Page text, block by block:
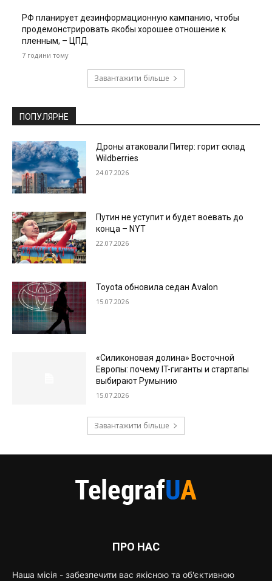
РФ планирует дезинформационную кампанию, чтобы
продемонстрировать якобы хорошее отношение к
пленным, – ЦПД
7 години тому
Завантажити більше
ПОПУЛЯРНЕ
Дроны атаковали Питер: горит склад
Wildberries
24.07.2026
Путин не уступит и будет воевать до
конца – NYT
22.07.2026
Toyota обновила седан Avalon
15.07.2026
«Силиконовая долина» Восточной
Европы: почему IT-гиганты и стартапы
выбирают Румынию
15.07.2026
Завантажити більше
ПРО НАС
Наша місія - забезпечити вас якісною та об'єктивною